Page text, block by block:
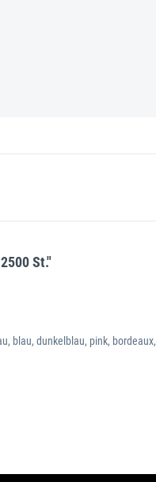
St."
blau, dunkelblau, pink,